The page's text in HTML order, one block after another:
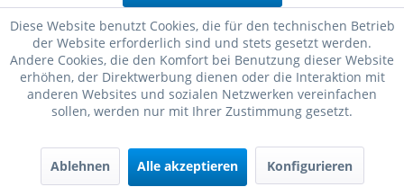
Diese Website benutzt Cookies, die für den technischen Betrieb
der Website erforderlich sind und stets gesetzt werden.
Andere Cookies, die den Komfort bei Benutzung dieser Website
erhöhen, der Direktwerbung dienen oder die Interaktion mit
anderen Websites und sozialen Netzwerken vereinfachen
sollen, werden nur mit Ihrer Zustimmung gesetzt.
Ablehnen Alle akzeptieren Konfigurieren